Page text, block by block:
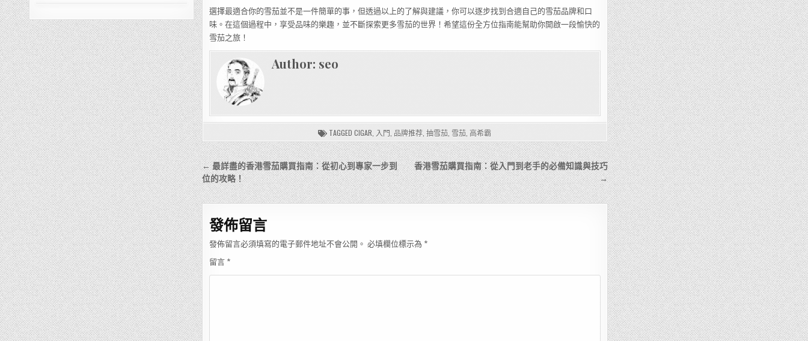
選擇最適合你的雪茄並不是一件簡單的事，但透過以上的了解與建議，你可以逐步找到合適自己的雪茄品牌和口
味。在這個過程中，享受品味的樂趣，並不斷探索更多雪茄的世界！希望這份全方位指南能幫助你開啟一段愉快的
雪茄之旅！
Author: seo
TAGGEDCIGAR 入門 品牌推荐 ,抽雪茄 雪茄 ,高希霸
文
章
導
覽
香港雪茄購買指南：從入門到老手的必備知識與技巧
→
← 最詳盡的香港雪茄購買指南：從初心到專家一步到
位的攻略！
發佈留言
發佈留言必須填寫的電子郵件地址不會公開。 必填欄位標示為 *
留言 *